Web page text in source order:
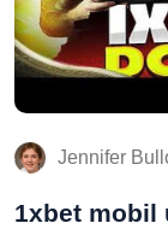
Jennifer
1xbet mobil